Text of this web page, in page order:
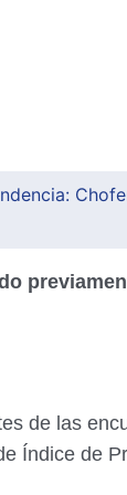
de las
Índice de